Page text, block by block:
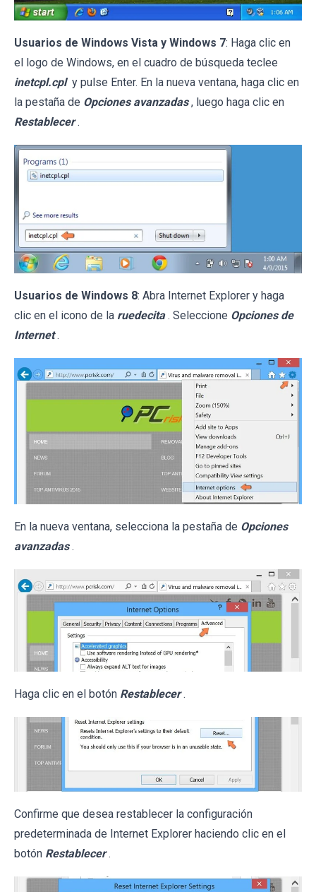
Usuarios de Windows Vista y Windows 7: Haga clic en
el logo de Windows, en el cuadro de búsqueda teclee
inetcpl.cpl y pulse Enter. En la nueva ventana, haga clic en
la pestaña de Opciones avanzadas , luego haga clic en
Restablecer .
Usuarios de Windows 8: Abra Internet Explorer y haga
clic en el icono de la ruedecita . Seleccione Opciones de
Internet .
En la nueva ventana, selecciona la pestaña de Opciones
avanzadas .
Haga clic en el botón Restablecer .
Confirme que desea restablecer la configuración
predeterminada de Internet Explorer haciendo clic en el
botón Restablecer .